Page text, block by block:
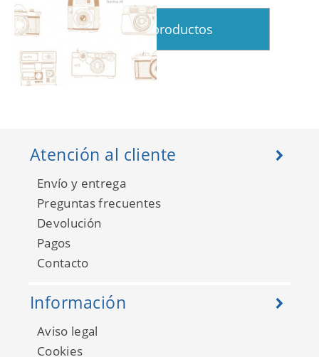
Fab 138857
Ver más productos
Atención al cliente
Envío y entrega
Preguntas frecuentes
Devolución
Pagos
Contacto
Información
Aviso legal
Cookies